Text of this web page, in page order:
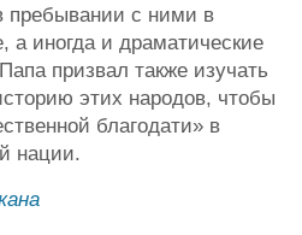
пребывании с ними в
а иногда и драматические
призвал также изучать
этих народов, чтобы
благодати» в
нации.